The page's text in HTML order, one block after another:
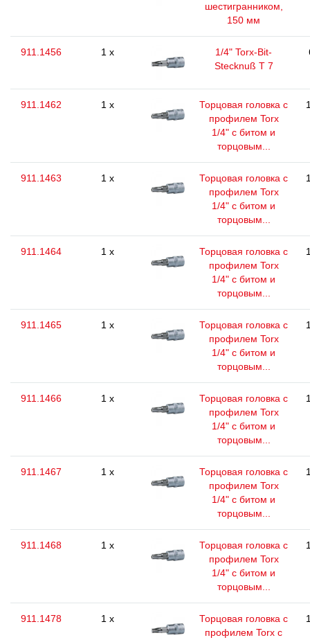
шестигранником,
150 мм
911.1456 1 x
1/4" Torx-Bit-
Stecknuß T 7
911.1462 1 x
Торцовая головка с
профилем Torx
1/4" с битом и
торцовым...
911.1463 1 x
Торцовая головка с
профилем Torx
1/4" с битом и
торцовым...
911.1464 1 x
Торцовая головка с
профилем Torx
1/4" с битом и
торцовым...
911.1465 1 x
Торцовая головка с
профилем Torx
1/4" с битом и
торцовым...
911.1466 1 x
Торцовая головка с
профилем Torx
1/4" с битом и
торцовым...
911.1467 1 x
Торцовая головка с
профилем Torx
1/4" с битом и
торцовым...
911.1468 1 x
Торцовая головка с
профилем Torx
1/4" с битом и
торцовым...
911.1478 1 x
Торцовая головка с
профилем Torx с